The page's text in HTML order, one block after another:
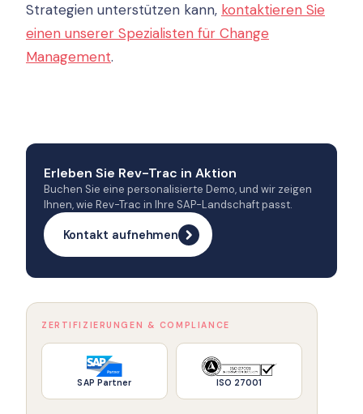
Strategien unterstützen kann, kontaktieren Sie
einen unserer Spezialisten für Change
Management.
Erleben Sie Rev-Trac in Aktion
Buchen Sie eine personalisierte Demo, und wir zeigen
Ihnen, wie Rev-Trac in Ihre SAP-Landschaft passt.
Kontakt aufnehmen
ZERTIFIZIERUNGEN & COMPLIANCE
SAP Partner ISO 27001